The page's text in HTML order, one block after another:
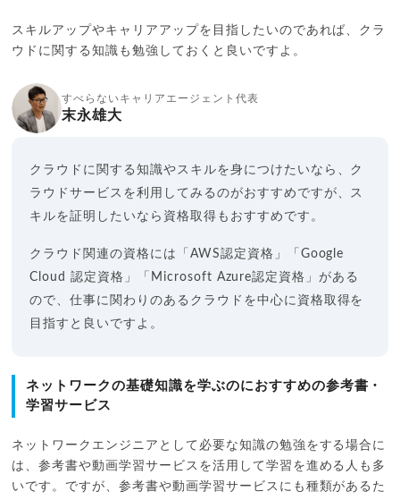
スキルアップやキャリアアップを目指したいのであれば、クラ
ウドに関する知識も勉強しておくと良いですよ。
すべらないキャリアエージェント代表
末永雄大
クラウドに関する知識やスキルを身につけたいなら、ク
ラウドサービスを利用してみるのがおすすめですが、ス
キルを証明したいなら資格取得もおすすめです。
クラウド関連の資格には「AWS認定資格」「Google
Cloud 認定資格」「Microsoft Azure認定資格」がある
ので、仕事に関わりのあるクラウドを中心に資格取得を
目指すと良いですよ。
ネットワークの基礎知識を学ぶのにおすすめの参考書・
学習サービス
ネットワークエンジニアとして必要な知識の勉強をする場合に
は、参考書や動画学習サービスを活用して学習を進める人も多
いです。ですが、参考書や動画学習サービスにも種類があるた